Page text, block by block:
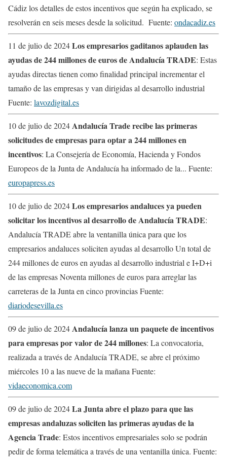
Cádiz los detalles de estos incentivos que según ha explicado, se
resolverán en seis meses desde la solicitud. Fuente: ondacadiz.es
11 de julio de 2024Los empresarios gaditanos aplauden las
ayudas de 244 millones de euros de Andalucía TRADE: Estas
ayudas directas tienen como finalidad principal incrementar el
tamaño de las empresas y van dirigidas al desarrollo industrial
Fuente: lavozdigital.es
10 de julio de 2024Andalucía Trade recibe las primeras
solicitudes de empresas para optar a 244 millones en
incentivos: La Consejería de Economía, Hacienda y Fondos
Europeos de la Junta de Andalucía ha informado de la... Fuente:
europapress.es
10 de julio de 2024Los empresarios andaluces ya pueden
solicitar los incentivos al desarrollo de Andalucía TRADE:
Andalucía TRADE abre la ventanilla única para que los
empresarios andaluces soliciten ayudas al desarrollo Un total de
244 millones de euros en ayudas al desarrollo industrial e I+D+i
de las empresas Noventa millones de euros para arreglar las
carreteras de la Junta en cinco provincias Fuente:
diariodesevilla.es
09 de julio de 2024Andalucía lanza un paquete de incentivos
para empresas por valor de 244 millones: La convocatoria,
realizada a través de Andalucía TRADE, se abre el próximo
miércoles 10 a las nueve de la mañana Fuente:
vidaeconomica.com
09 de julio de 2024La Junta abre el plazo para que las
empresas andaluzas soliciten las primeras ayudas de la
Agencia Trade: Estos incentivos empresariales solo se podrán
pedir de forma telemática a través de una ventanilla única. Fuente: